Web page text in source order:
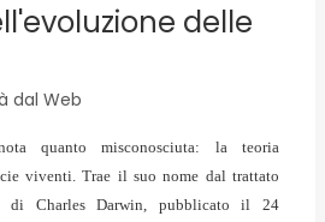
delle
dal Web
quanto misconosciuta: la teoria
viventi. Trae il suo nome dal trattato
di Charles Darwin, pubblicato il 24